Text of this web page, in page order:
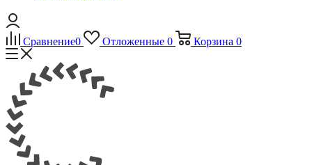
Сравнение0 Отложенные 0 Корзина 0